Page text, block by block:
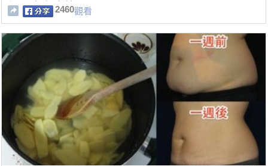
個…實在太慘了！
2460觀看